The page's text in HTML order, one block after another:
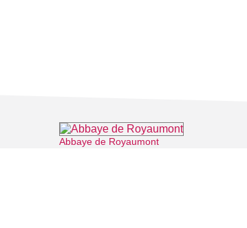
Abbaye de Royaumont